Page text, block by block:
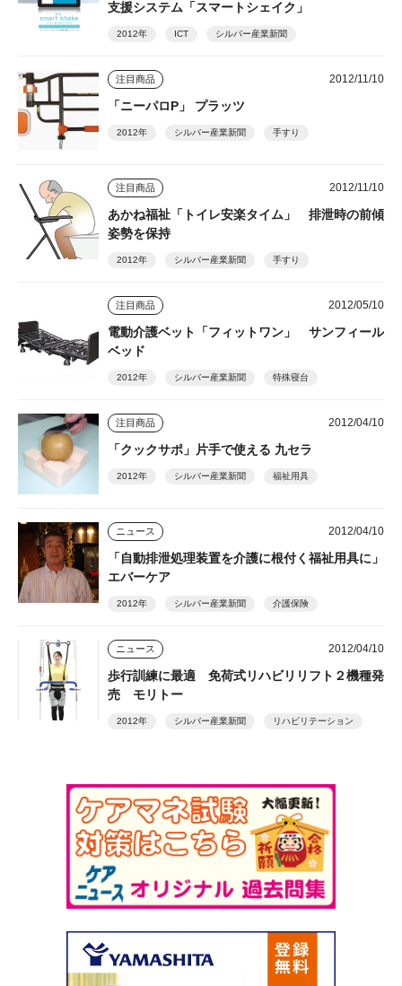
支援システム「スマートシェイク」
2012年 ICT シルバー産業新聞
注目商品 2012/11/10
「ニーパロP」 プラッツ
2012年 シルバー産業新聞 手すり
注目商品 2012/11/10
あかね福祉「トイレ安楽タイム」 排泄時の前傾
姿勢を保持
2012年 シルバー産業新聞 手すり
注目商品 2012/05/10
電動介護ベット「フィットワン」 サンフィール
ベッド
2012年 シルバー産業新聞 特殊寝台
注目商品 2012/04/10
「クックサポ」片手で使える 九セラ
2012年 シルバー産業新聞 福祉用具
ニュース 2012/04/10
「自動排泄処理装置を介護に根付く福祉用具に」
エバーケア
2012年 シルバー産業新聞 介護保険
ニュース 2012/04/10
歩行訓練に最適 免荷式リハビリリフト２機種発
売 モリトー
2012年 シルバー産業新聞 リハビリテーション